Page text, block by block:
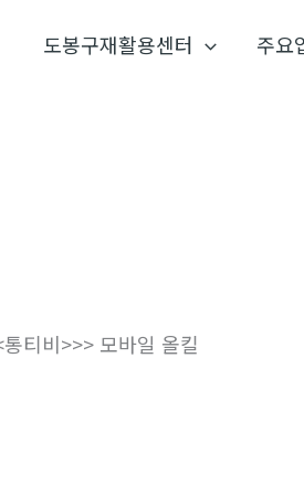
도봉구재활용센터 주요
티비>>> 모바일 올킬